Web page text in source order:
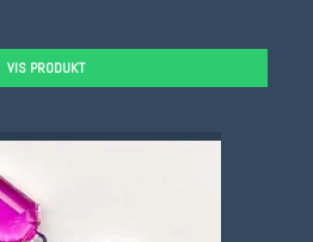
VIS PRODUKT